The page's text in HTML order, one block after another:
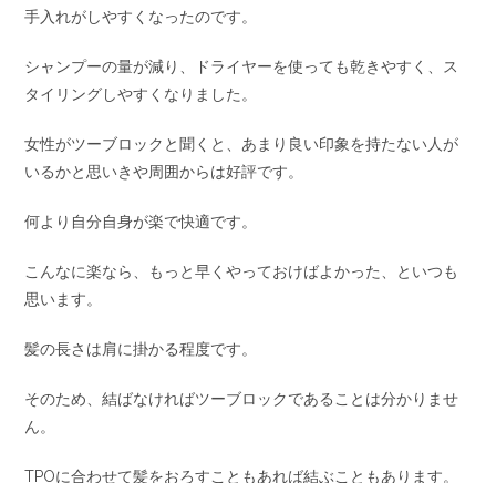
手入れがしやすくなったのです。
シャンプーの量が減り、ドライヤーを使っても乾きやすく、ス
タイリングしやすくなりました。
女性がツーブロックと聞くと、あまり良い印象を持たない人が
いるかと思いきや周囲からは好評です。
何より自分自身が楽で快適です。
こんなに楽なら、もっと早くやっておけばよかった、といつも
思います。
髪の長さは肩に掛かる程度です。
そのため、結ばなければツーブロックであることは分かりませ
ん。
TPOに合わせて髪をおろすこともあれば結ぶこともあります。